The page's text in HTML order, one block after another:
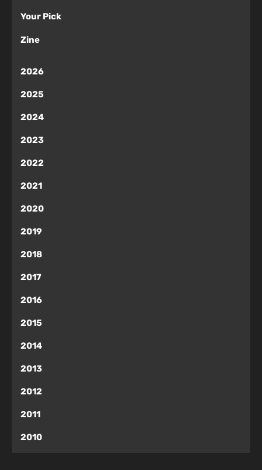
Your Pick
Zine
2026
2025
2024
2023
2022
2021
2020
2019
2018
2017
2016
2015
2014
2013
2012
2011
2010